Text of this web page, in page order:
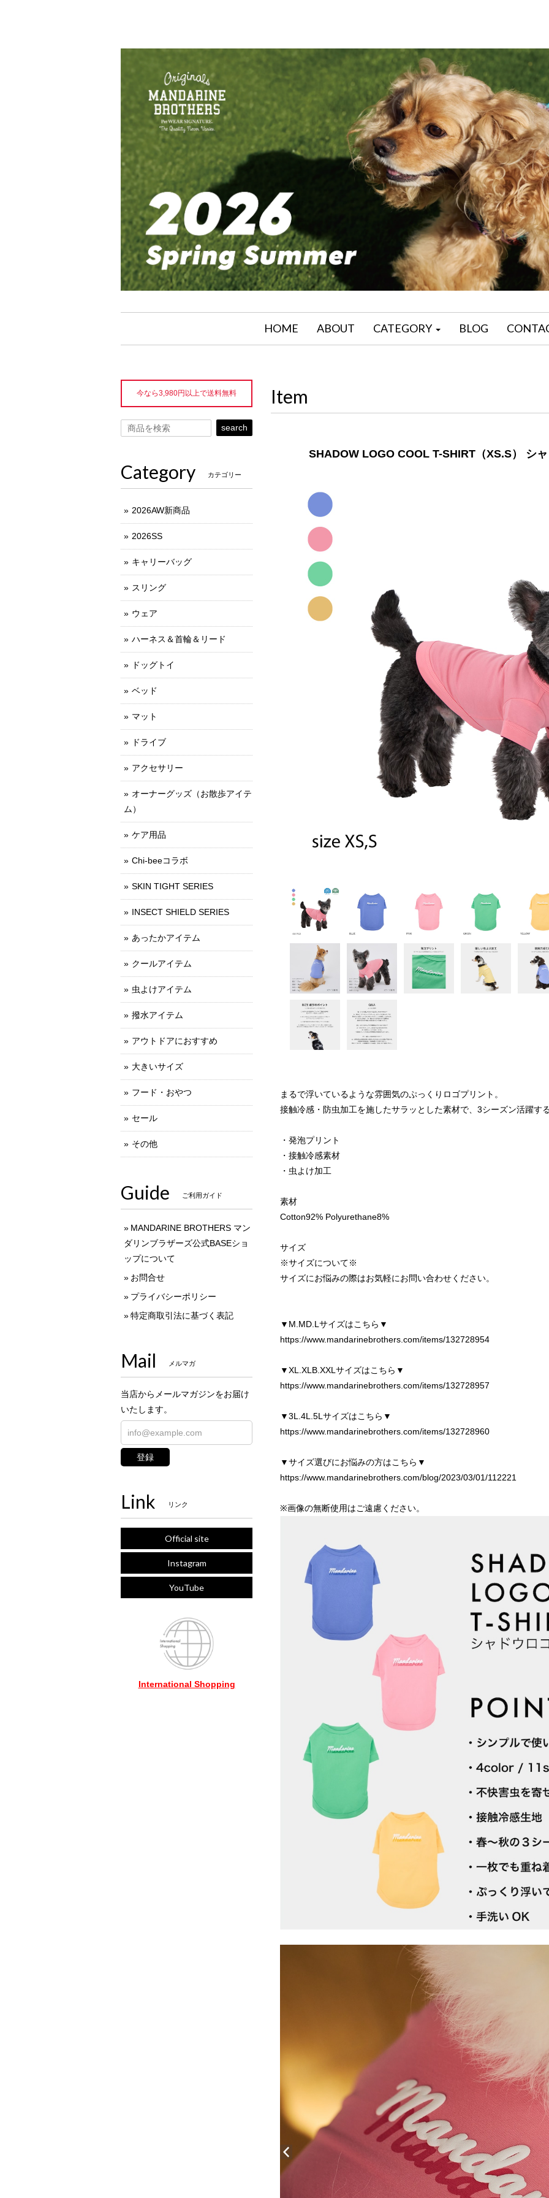
HOME ABOUT CATEGORY BLOG
Item
SHADOW LOGO COOL T-SHIRT（XS.S） シ
まるで浮いているような雰囲気のぷっくりロゴプリント。
接触冷感・防虫加工を施したサラッとした素材で、3シーズン活躍す
・発泡プリント
・接触冷感素材
・虫よけ加工
素材
Cotton92% Polyurethane8%
サイズ
※サイズについて※
サイズにお悩みの際はお気軽にお問い合わせください。
▼M.MD.Lサイズはこちら▼
https://www.mandarinebrothers.com/items/132728954
▼XL.XLB.XXLサイズはこちら▼
https://www.mandarinebrothers.com/items/132728957
▼3L.4L.5Lサイズはこちら▼
https://www.mandarinebrothers.com/items/132728960
▼サイズ選びにお悩みの方はこちら▼
https://www.mandarinebrothers.com/blog/2023/03/01/112221
※画像の無断使用はご遠慮ください。
今なら3,980円以上で送料無料
search
Category カテゴリー
2026AW新商品
2026SS
キャリーバッグ
スリング
ウェア
ハーネス＆首輪＆リード
ドッグトイ
ベッド
マット
ドライブ
アクセサリー
オーナーグッズ（お散歩アイテ
ム）
ケア用品
Chi-beeコラボ
SKIN TIGHT SERIES
INSECT SHIELD SERIES
あったかアイテム
クールアイテム
虫よけアイテム
撥水アイテム
アウトドアにおすすめ
大きいサイズ
フード・おやつ
セール
その他
Guide ご利用ガイド
MANDARINE BROTHERS マン
ダリンブラザーズ公式BASEショ
ップについて
お問合せ
プライバシーポリシー
特定商取引法に基づく表記
Mail メルマガ
当店からメールマガジンをお届け
いたします。
登録
Link リンク
Official site
Instagram
YouTube
International Shopping